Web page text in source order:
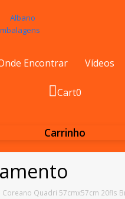
Encontrar Vídeos
Cart0
Carrinho
Coreano Quadri 57cmx57cm 20fls